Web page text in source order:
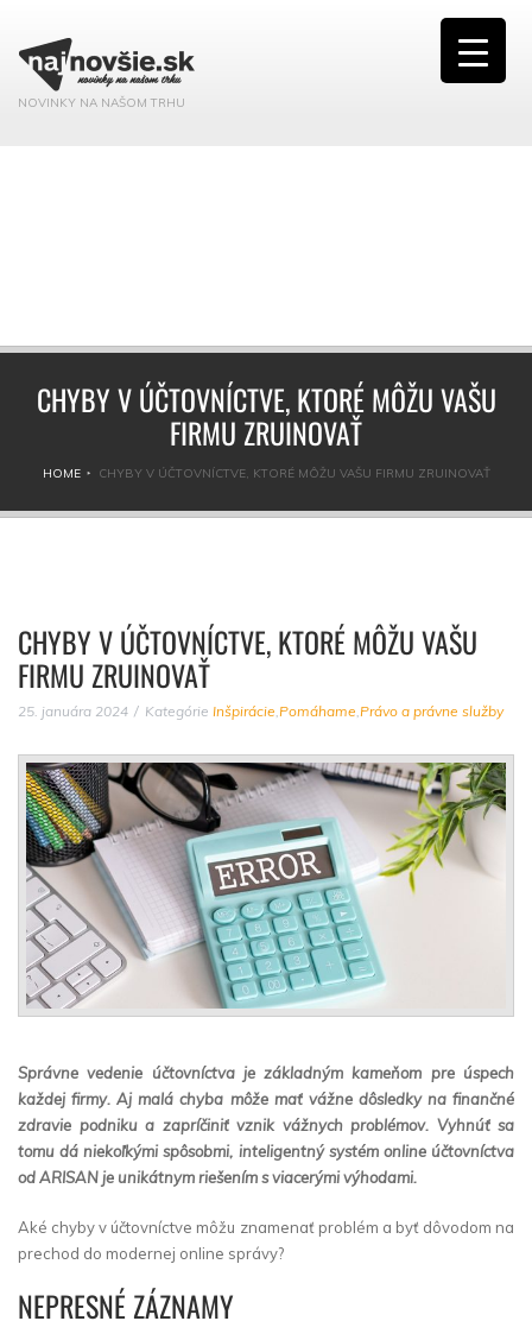
NOVINKY NA NAŠOM TRHU
CHYBY V ÚČTOVNÍCTVE, KTORÉ MÔŽU VAŠU
FIRMU ZRUINOVAŤ
HOME CHYBY V ÚČTOVNÍCTVE, KTORÉ MÔŽU VAŠU FIRMU ZRUINOVAŤ
CHYBY V ÚČTOVNÍCTVE, KTORÉ MÔŽU VAŠU
FIRMU ZRUINOVAŤ
25. januára 2024 Kategórie Inšpirácie,Pomáhame,Právo a právne služby
Správne vedenie účtovníctva je základným kameňom pre úspech
každej firmy. Aj malá chyba môže mať vážne dôsledky na finančné
zdravie podniku a zapríčiniť vznik vážnych problémov. Vyhnúť sa
tomu dá niekoľkými spôsobmi, inteligentný systém online účtovníctva
od ARISAN je unikátnym riešením s viacerými výhodami.
Aké chyby v účtovníctve môžu znamenať problém a byť dôvodom na
prechod do modernej online správy?
NEPRESNÉ ZÁZNAMY